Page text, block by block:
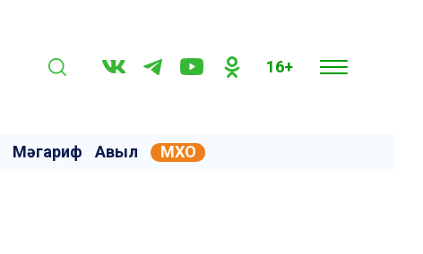
16+
Мәгариф Авыл МХО